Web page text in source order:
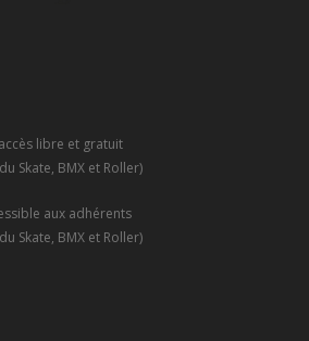
libre et gratuit
Skate, BMX et Roller)
aux adhérents
Skate, BMX et Roller)